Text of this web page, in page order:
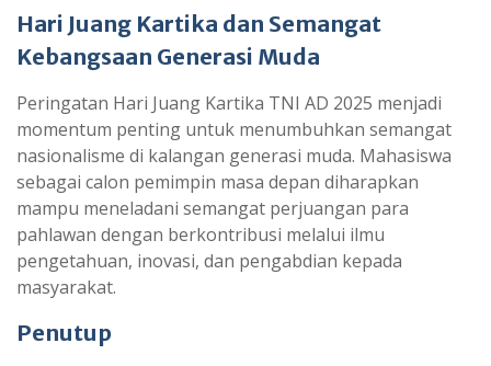
Hari Juang Kartika dan Semangat
Kebangsaan Generasi Muda
Peringatan Hari Juang Kartika TNI AD 2025 menjadi
momentum penting untuk menumbuhkan semangat
nasionalisme di kalangan generasi muda. Mahasiswa
sebagai calon pemimpin masa depan diharapkan
mampu meneladani semangat perjuangan para
pahlawan dengan berkontribusi melalui ilmu
pengetahuan, inovasi, dan pengabdian kepada
masyarakat.
Penutup